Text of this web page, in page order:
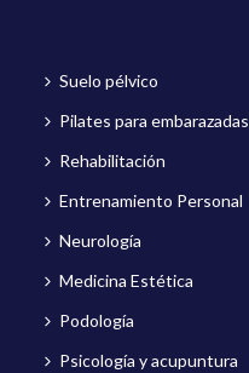
Suelo pélvico
Pilates para embarazadas
Rehabilitación
Entrenamiento Personal
Neurología
Medicina Estética
Podología
Psicología y acupuntura